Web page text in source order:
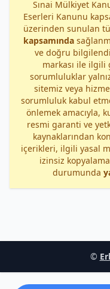
Sınai Mülkiyet
Eserleri Kanunu
üzerinden sunulan
kapsamında
ve doğru
markası ile ilgili
sorumluluklar
sitemiz veya
sorumluluk kabul
önlemek amacıyla,
resmi garanti ve
kaynaklarından
içerikleri, ilgili yasal
izinsiz
durumunda
©